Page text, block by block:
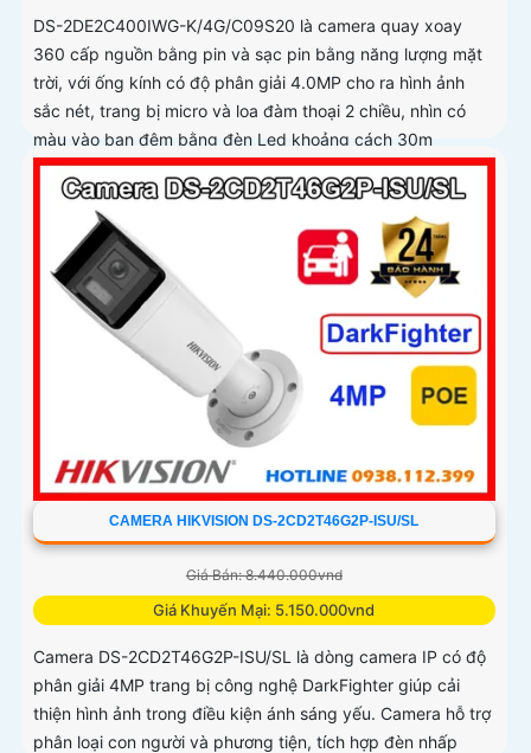
DS-2DE2C400IWG-K/4G/C09S20 là camera quay xoay
360 cấp nguồn bằng pin và sạc pin bằng năng lượng mặt
trời, với ống kính có độ phân giải 4.0MP cho ra hình ảnh
sắc nét, trang bị micro và loa đàm thoại 2 chiều, nhìn có
màu vào ban đêm bằng đèn Led khoảng cách 30m
CAMERA HIKVISION DS-2CD2T46G2P-ISU/SL
Giá Bán: 8.440.000vnd
Giá Khuyến Mại: 5.150.000vnd
Camera DS-2CD2T46G2P-ISU/SL là dòng camera IP có độ
phân giải 4MP trang bị công nghệ DarkFighter giúp cải
thiện hình ảnh trong điều kiện ánh sáng yếu. Camera hỗ trợ
phân loại con người và phương tiện, tích hợp đèn nhấp